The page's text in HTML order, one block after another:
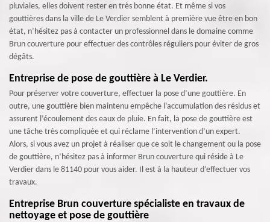
pluviales, elles doivent rester en très bonne état. Et même si vos
gouttières dans la ville de Le Verdier semblent à première vue être en bon
état, n’hésitez pas à contacter un professionnel dans le domaine comme
Brun couverture pour effectuer des contrôles réguliers pour éviter de gros
dégâts.
Entreprise de pose de gouttière à Le Verdier.
Pour préserver votre couverture, effectuer la pose d’une gouttière. En
outre, une gouttière bien maintenu empêche l’accumulation des résidus et
assurent l’écoulement des eaux de pluie. En fait, la pose de gouttière est
une tâche très compliquée et qui réclame l’intervention d’un expert.
Alors, si vous avez un projet à réaliser que ce soit le changement ou la pose
de gouttière, n’hésitez pas à informer Brun couverture qui réside à Le
Verdier dans le 81140 pour vous aider. Il est à la hauteur d’effectuer vos
travaux.
Entreprise Brun couverture spécialiste en travaux de
nettoyage et pose de gouttière